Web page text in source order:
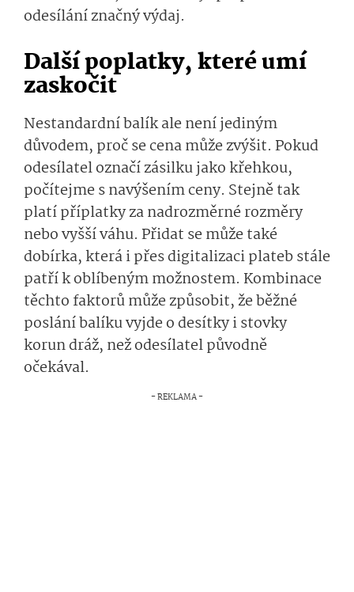
odesílání značný výdaj.
Další poplatky, které umí
zaskočit
Nestandardní balík ale není jediným
důvodem, proč se cena může zvýšit. Pokud
odesílatel označí zásilku jako křehkou,
počítejme s navýšením ceny. Stejně tak
platí příplatky za nadrozměrné rozměry
nebo vyšší váhu. Přidat se může také
dobírka, která i přes digitalizaci plateb stále
patří k oblíbeným možnostem. Kombinace
těchto faktorů může způsobit, že běžné
poslání balíku vyjde o desítky i stovky
korun dráž, než odesílatel původně
očekával.